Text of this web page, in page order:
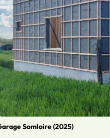
Somloire (2025)